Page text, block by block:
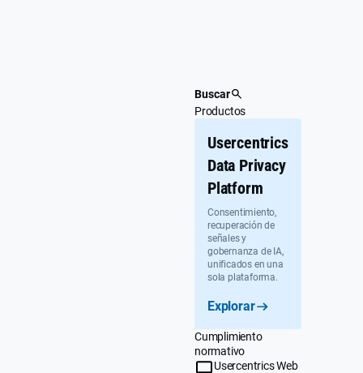
Buscar
Productos
Usercentrics
Data Privacy
Platform
Consentimiento,
recuperación de
señales y
gobernanza de IA,
unificados en una
sola plataforma.
Explorar
Cumplimiento
normativo
Usercentrics Web